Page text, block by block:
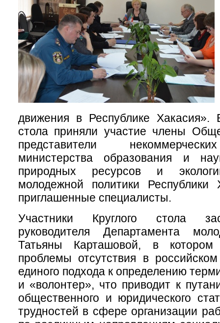
движения в Республике Хакасия».
стола приняли участие члены
представители
министерства образования и
природных ресурсов и
молодежной политики Республики
приглашенные специалисты.
Участники Круглого стола
руководителя Департамента
Татьяны Карташовой, в
проблемы отсутствия в российском
единого подхода к определению
и «волонтер», что приводит к
общественного и юридического
трудностей в сфере организации